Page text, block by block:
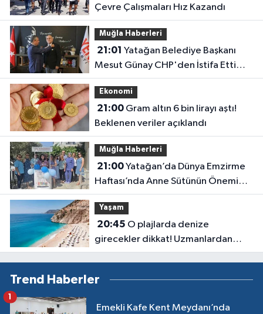
Çevre Çalışmaları Hız Kazandı
Muğla Haberleri
21:01
Mesut Günay CHP'den İstifa Etti
Yeni Parti'ye Katıldı
Ekonomi
21:00Gram altın 6 bin lirayı aştı!
Beklenen veriler açıklandı
Muğla Haberleri
21:00Yatağan’da Dünya Emzirme
Haftası’nda Anne Sütünün Önemi
Anlatıldı
Yaşam
20:45
girecekler dikkat! Uzmanlardan
kirlilik uyarısı geldi
Trend Haberler
Emekli Kafe Kent Meydanı’nda
1